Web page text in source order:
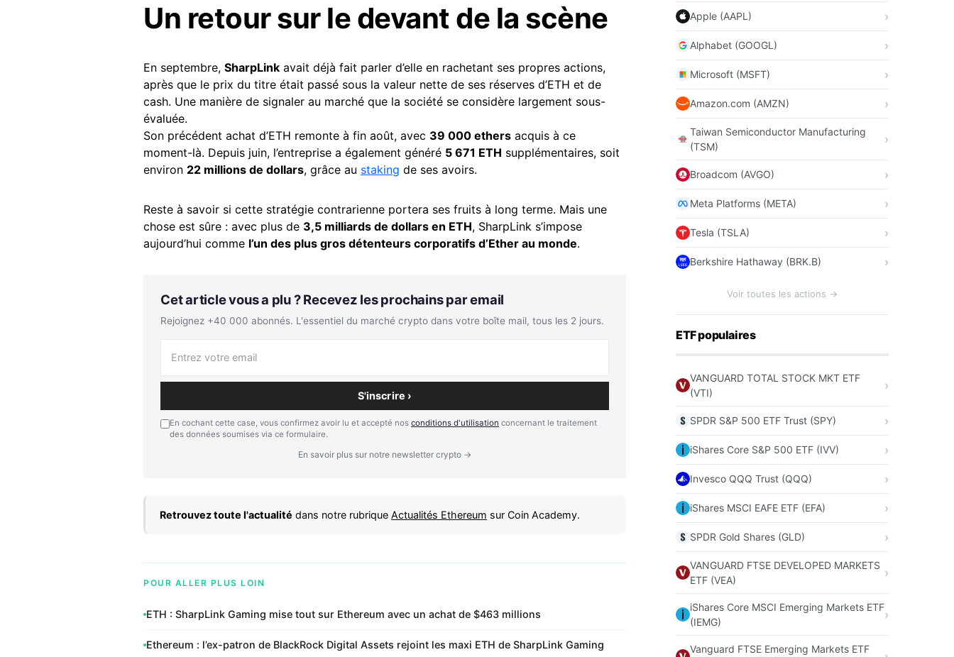
Un retour sur le devant de la scène
En septembre, SharpLink avait déjà fait parler d’elle en rachetant ses propres actions,
après que le prix du titre était passé sous la valeur nette de ses réserves d’ETH et de
cash. Une manière de signaler au marché que la société se considère largement sous-
évaluée.
Son précédent achat d’ETH remonte à fin août, avec 39 000 ethers acquis à ce
moment-là. Depuis juin, l’entreprise a également généré 5 671 ETH supplémentaires, soit
environ 22 millions de dollars, grâce au staking de ses avoirs.
Reste à savoir si cette stratégie contrarienne portera ses fruits à long terme. Mais une
chose est sûre : avec plus de 3,5 milliards de dollars en ETH, SharpLink s’impose
aujourd’hui comme l’un des plus gros détenteurs corporatifs d’Ether au monde.
Cet article vous a plu ? Recevez les prochains par email
Rejoignez +40 000 abonnés. L'essentiel du marché crypto dans votre boîte mail, tous les 2 jours.
S'inscrire ›
En cochant cette case, vous confirmez avoir lu et accepté nos conditions d'utilisation concernant le traitement
des données soumises via ce formulaire.
En savoir plus sur notre newsletter crypto →
Retrouvez toute l'actualité dans notre rubrique Actualités Ethereum sur Coin Academy.
POUR ALLER PLUS LOIN
ETH : SharpLink Gaming mise tout sur Ethereum avec un achat de $463 millions
Ethereum : l’ex-patron de BlackRock Digital Assets rejoint les maxi ETH de SharpLink Gaming
Apple (AAPL)
Alphabet (GOOGL)
Microsoft (MSFT)
Amazon.com (AMZN)
Taiwan Semiconductor Manufacturing
(TSM)
Broadcom (AVGO)
Meta Platforms (META)
Tesla (TSLA)
Berkshire Hathaway (BRK.B)
Voir toutes les actions →
ETF populaires
VANGUARD TOTAL STOCK MKT ETF
(VTI)
SPDR S&P 500 ETF Trust (SPY)
iShares Core S&P 500 ETF (IVV)
Invesco QQQ Trust (QQQ)
iShares MSCI EAFE ETF (EFA)
SPDR Gold Shares (GLD)
VANGUARD FTSE DEVELOPED MARKETS
ETF (VEA)
iShares Core MSCI Emerging Markets ETF
(IEMG)
Vanguard FTSE Emerging Markets ETF